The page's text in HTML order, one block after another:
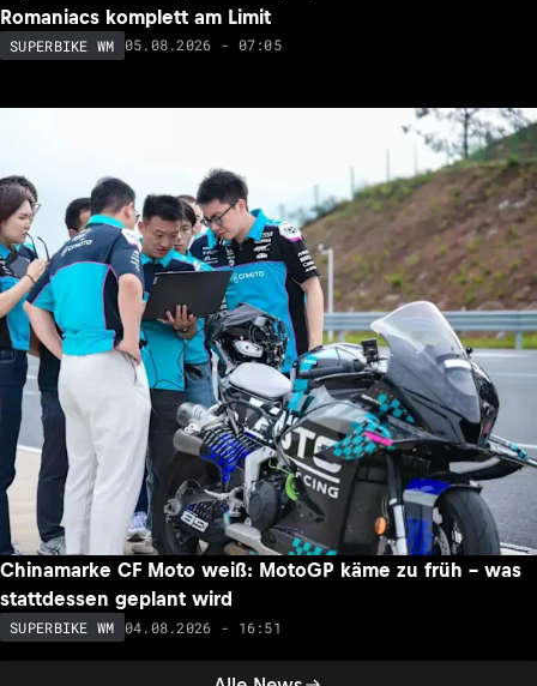
Romaniacs komplett am Limit
SUPERBIKE WM 05.08.2026 - 07:05
Chinamarke CF Moto weiß: MotoGP käme zu früh – was
stattdessen geplant wird
SUPERBIKE WM 04.08.2026 - 16:51